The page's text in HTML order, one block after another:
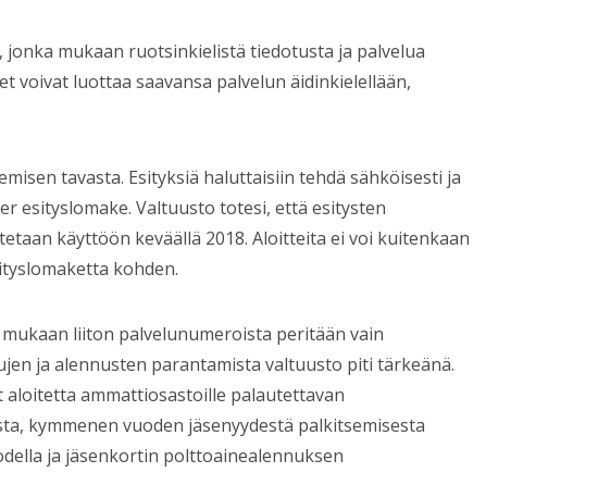
mukaan ruotsinkielistä tiedotusta ja palvelua
voivat luottaa saavansa palvelun äidinkielellään,
tavasta. Esityksiä haluttaisiin tehdä sähköisesti ja
esityslomake. Valtuusto totesi, että esitysten
käyttöön keväällä 2018. Aloitteita ei voi kuitenkaan
kohden.
liiton palvelunumeroista peritään vain
ja alennusten parantamista valtuusto piti tärkeänä.
aloitetta ammattiosastoille palautettavan
kymmenen vuoden jäsenyydestä palkitsemisesta
ja jäsenkortin polttoainealennuksen